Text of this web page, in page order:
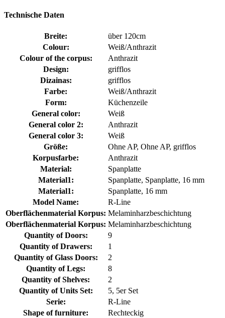
Technische Daten
Breite:
über 120cm
Colour:
Weiß/Anthrazit
Colour of the corpus:
Anthrazit
Design:
grifflos
Dizainas:
grifflos
Farbe:
Weiß/Anthrazit
Form:
Küchenzeile
General color:
Weiß
General color 2:
Anthrazit
General color 3:
Weiß
Größe:
Ohne AP, Ohne AP, grifflos
Korpusfarbe:
Anthrazit
Material:
Spanplatte
Material1:
Spanplatte, Spanplatte, 16 mm
Material1:
Spanplatte, 16 mm
Model Name:
R-Line
Oberflächenmaterial Korpus: Melaminharzbeschichtung
Oberflächenmaterial Korpus: Melaminharzbeschichtung
Quantity of Doors:
9
Quantity of Drawers:
1
Quantity of Glass Doors:
2
Quantity of Legs:
8
Quantity of Shelves:
2
Quantity of Units Set:
5, 5er Set
Serie:
R-Line
Shape of furniture:
Rechteckig